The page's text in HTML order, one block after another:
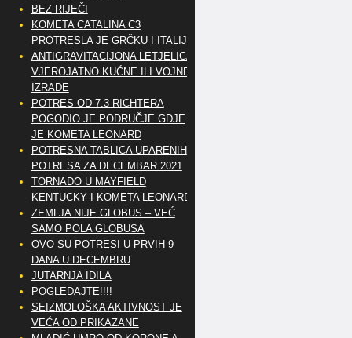
BEZ RIJEČI
KOMETA CATALINA C3
PROTRESLA JE GRČKU I ITALIJU
ANTIGRAVITACIJONA LETJELICA
VJEROJATNO KUĆNE ILI VOJNE
IZRADE
POTRES OD 7.3 RICHTERA
POGODIO JE PODRUČJE GDJE
JE KOMETA LEONARD
POTRESNA TABLICA UPARENIH
POTRESA ZA DECEMBAR 2021
TORNADO U MAYFIELD
KENTUCKY I KOMETA LEONARD
ZEMLJA NIJE GLOBUS – VEĆ
SAMO POLA GLOBUSA
OVO SU POTRESI U PRVIH 9
DANA U DECEMBRU
JUTARNJA IDILA
POGLEDAJTE!!!!
SEIZMOLOŠKA AKTIVNOST JE
VEĆA OD PRIKAZANE